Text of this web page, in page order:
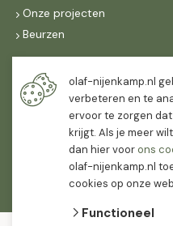
Onze projecten
Beurzen
Maandag t/m vrijdag
07:30-
16:30
12:00
olaf-nijenkamp.nl
verbeteren en te
ervoor te zorgen
krijgt. Als je meer
dan hier voorons
olaf-nijenkamp.nl
cookies op onze
Functioneel